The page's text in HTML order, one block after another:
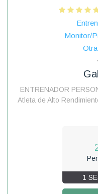
Monitor/
ENTRENADOR
Atleta de Alto
1